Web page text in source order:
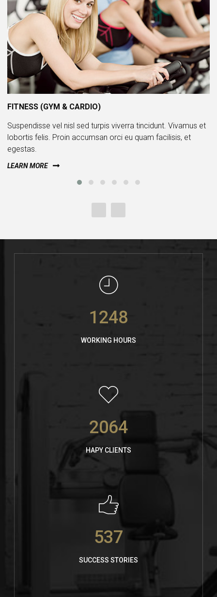
FITNESS (GYM & CARDIO)
Suspendisse vel nisl sed turpis viverra tincidunt. Vivamus et
lobortis felis. Proin accumsan orci eu quam facilisis, et
egestas.
LEARN MORE
1248
WORKING HOURS
2064
HAPY CLIENTS
537
SUCCESS STORIES